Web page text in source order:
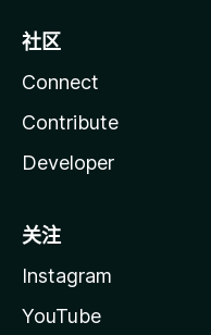
社区
Connect
Contribute
Developer
关注
Instagram
YouTube